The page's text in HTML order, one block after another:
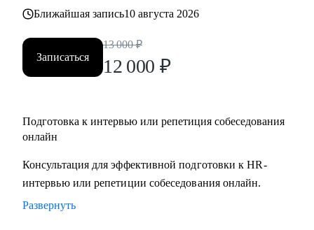
Ближайшая запись10 августа 2026
Записаться
13 000 ₽
12 000 ₽
Подготовка к интервью или репетиция собеседования
онлайн
Консультация для эффективной подготовки к HR-
интервью или репетиции собеседования онлайн.
Развернуть